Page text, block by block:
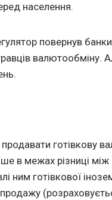
населення.
повернув
валютообміну.
готівкову
в межах різниці між
ним готівкової